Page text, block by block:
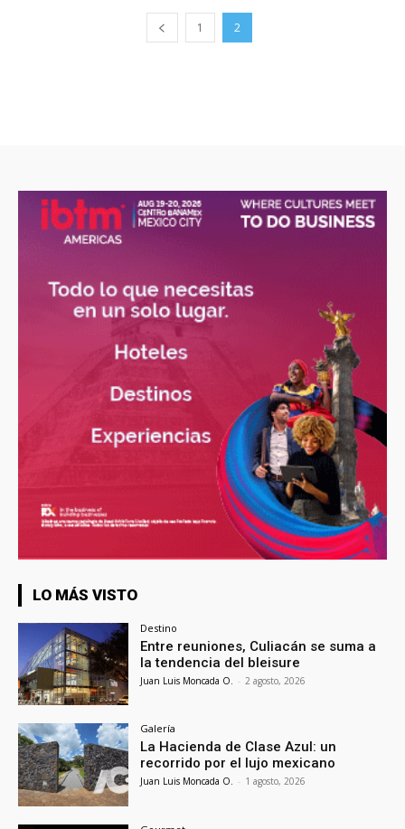
1 2
LO MÁS VISTO
Destino
Entre reuniones, Culiacán se suma a
la tendencia del bleisure
Juan Luis Moncada O. - 2 agosto, 2026
Galería
La Hacienda de Clase Azul: un
recorrido por el lujo mexicano
Juan Luis Moncada O. - 1 agosto, 2026